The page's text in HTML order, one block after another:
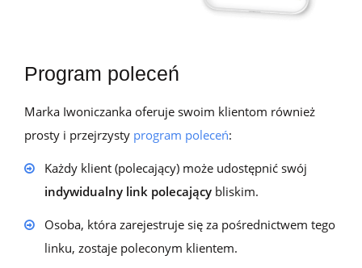
Program poleceń
Marka Iwoniczanka oferuje swoim klientom również
prosty i przejrzysty program poleceń:
Każdy klient (polecający) może udostępnić swój
indywidualny link polecający bliskim.
Osoba, która zarejestruje się za pośrednictwem tego
linku, zostaje poleconym klientem.